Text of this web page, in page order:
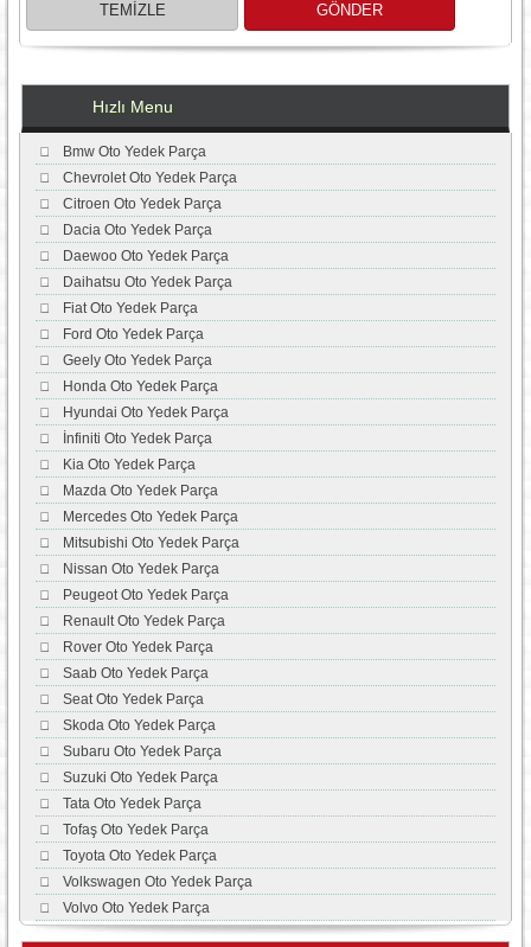
Hızlı Menu
Bmw Oto Yedek Parça
Chevrolet Oto Yedek Parça
Citroen Oto Yedek Parça
Dacia Oto Yedek Parça
Daewoo Oto Yedek Parça
Daihatsu Oto Yedek Parça
Fiat Oto Yedek Parça
Ford Oto Yedek Parça
Geely Oto Yedek Parça
Honda Oto Yedek Parça
Hyundai Oto Yedek Parça
İnfiniti Oto Yedek Parça
Kia Oto Yedek Parça
Mazda Oto Yedek Parça
Mercedes Oto Yedek Parça
Mitsubishi Oto Yedek Parça
Nissan Oto Yedek Parça
Peugeot Oto Yedek Parça
Renault Oto Yedek Parça
Rover Oto Yedek Parça
Saab Oto Yedek Parça
Seat Oto Yedek Parça
Skoda Oto Yedek Parça
Subaru Oto Yedek Parça
Suzuki Oto Yedek Parça
Tata Oto Yedek Parça
Tofaş Oto Yedek Parça
Toyota Oto Yedek Parça
Volkswagen Oto Yedek Parça
Volvo Oto Yedek Parça